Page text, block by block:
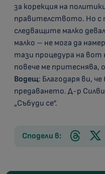
за корекция на
правителството. Но с
следващите малко
малко – не мога да
тази процедура на вот
повече ме
Водещ: Благодаря ви,
предаването. Д-р
„Събуди се“.
Сподели в: